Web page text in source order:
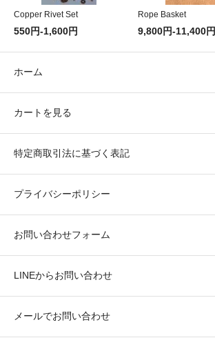
Copper Rivet Set
550円-1,600円
Rope Basket
9,800円-11,400円
ホーム
カートを見る
特定商取引法に基づく表記
プライバシーポリシー
お問い合わせフォーム
LINEからお問い合わせ
メールでお問い合わせ